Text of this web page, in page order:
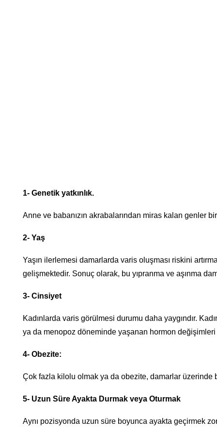
1- Genetik yatkınlık.
Anne ve babanızın akrabalarından miras kalan genler
2- Yaş
Yaşın ilerlemesi damarlarda varis oluşması riskini
gelişmektedir. Sonuç olarak, bu yıpranma ve aşınma
3- Cinsiyet
Kadınlarda varis görülmesi durumu daha yaygındır.
ya da menopoz döneminde yaşanan hormon
4- Obezite:
Çok fazla kilolu olmak ya da obezite, damarlar üzerinde
5- Uzun Süre Ayakta Durmak veya Oturmak
Aynı pozisyonda uzun süre boyunca ayakta geçirmek